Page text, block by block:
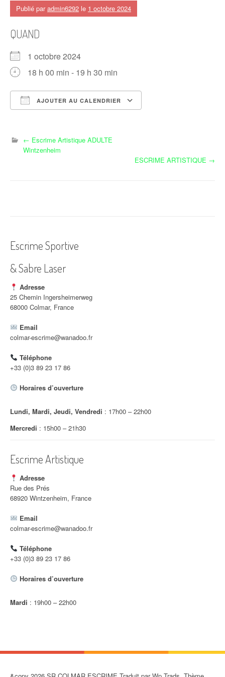
Publié paradmin6292 le 1 octobre 2024
QUAND
1 octobre 2024
18 h 00 min - 19 h 30 min
AJOUTER AU CALENDRIER
N
t
i
o
n
d
'
a
r
t
i
c
l
e
← Escrime Artistique ADULTE
Wintzenheim
ESCRIME ARTISTIQUE →
Escrime Sportive
& Sabre Laser
Adresse
25 Chemin Ingersheimerweg
68000 Colmar, France
Email
colmar-escrime@wanadoo.fr
Téléphone
+33 (0)3 89 23 17 86
Horaires d’ouverture
Lundi, Mardi, Jeudi, Vendredi : 17h00 – 22h00
Mercredi : 15h00 – 21h30
Escrime Artistique
Adresse
Rue des Prés
68920 Wintzenheim, France
Email
colmar-escrime@wanadoo.fr
Téléphone
+33 (0)3 89 23 17 86
Horaires d’ouverture
Mardi : 19h00 – 22h00